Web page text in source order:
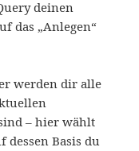
deinen
das „Anlegen“
werden dir alle
– hier wählt
dessen Basis du